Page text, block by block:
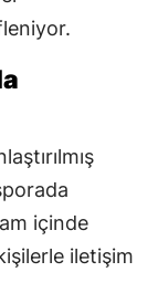
içinde
iletişim